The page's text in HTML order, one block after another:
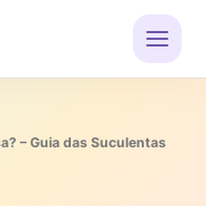
– Guia das Suculentas